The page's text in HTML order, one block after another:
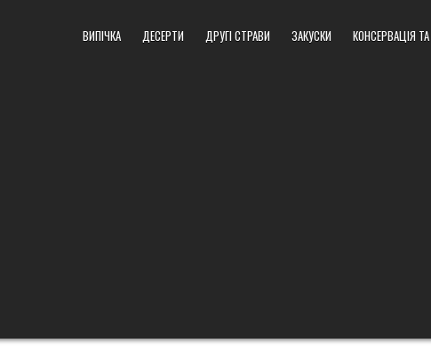
ВИПІЧКА ДЕСЕРТИ ДРУГІ СТРАВИ ЗАКУСКИ КОНСЕРВАЦІЯ